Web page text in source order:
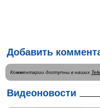
Добавить
Комментарии доступны в наших
Видеоновости